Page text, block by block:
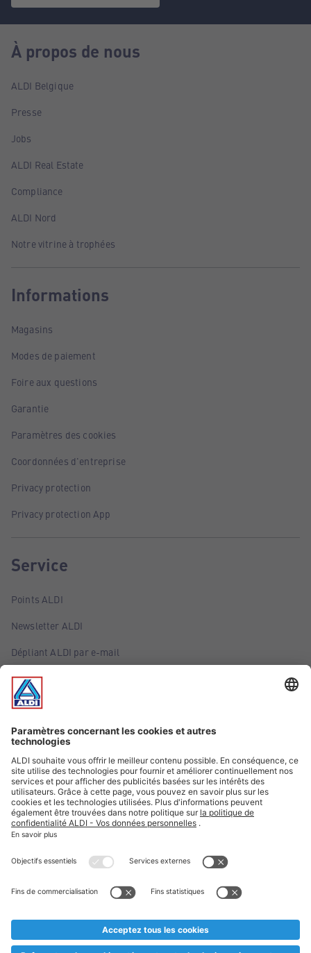
À propos de nous
ALDI Belgique
Presse
Jobs
ALDI Real Estate
Compliance
ALDI Nord
Notre vitrine à trophées
Informations
Magasins
Modes de paiement
Foire aux questions
Garantie
Paramètres des cookies
Coordonnées d'entreprise
Privacy protection
Privacy protection App
Service
Points ALDI
Newsletter ALDI
Dépliant ALDI par e-mail
Offres
Infos essentielles
Suivez ALDI Belgique
Textes marqués d'un astérisque et mentions légales
* Nous vendons ces articles temporairement et jusqu'à
au cas où, malgré le planning bien étudié, nous serions
prématurément en rupture de stock. Prix Recupel et TVA incl.
** Sur ce site, l’utilisation de la forme masculine a été adoptée